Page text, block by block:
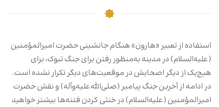
استفاده از تعبیر «هارون» هنگام جانشینی حضرت امیرالمؤمنین
(علیه‌السلام) در مدینه به‌منظور رفتن برای جنگ تبوک، برای
هیچ‌یک از دیگر اصحابش در موقعیت‌های دیگر تکرار نشده است.
در ادامه از آخرین جنگ پیامبر (صلی‌الله‌علیه‌وآله) و نقش حضرت
امیرالمؤمنین (علیه‌السلام) در خنثی کردن فتنه‌ها بیشتر خواهید